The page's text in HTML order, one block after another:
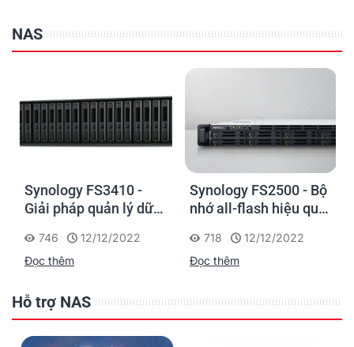
NAS
Synology FS3410 -
Giải pháp quản lý dữ
kiệm chi phí cho
doanh nghiệp vừa và
746
12/12/2022
Đọc thêm
Synology FS2500 - Bộ
nhớ all-flash hiệu quả
doanh nghiệp vừa và
nhỏ
718
12/12/2022
Đọc thêm
Hỗ trợ NAS